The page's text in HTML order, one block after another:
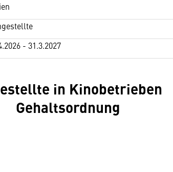
- 31.3.2027
in Kinobetrieben
Gehaltsordnung